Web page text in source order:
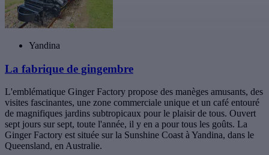
Yandina
La fabrique de gingembre
L'emblématique Ginger Factory propose des manèges amusants, des
visites fascinantes, une zone commerciale unique et un café entouré
de magnifiques jardins subtropicaux pour le plaisir de tous. Ouvert
sept jours sur sept, toute l'année, il y en a pour tous les goûts. La
Ginger Factory est située sur la Sunshine Coast à Yandina, dans le
Queensland, en Australie.